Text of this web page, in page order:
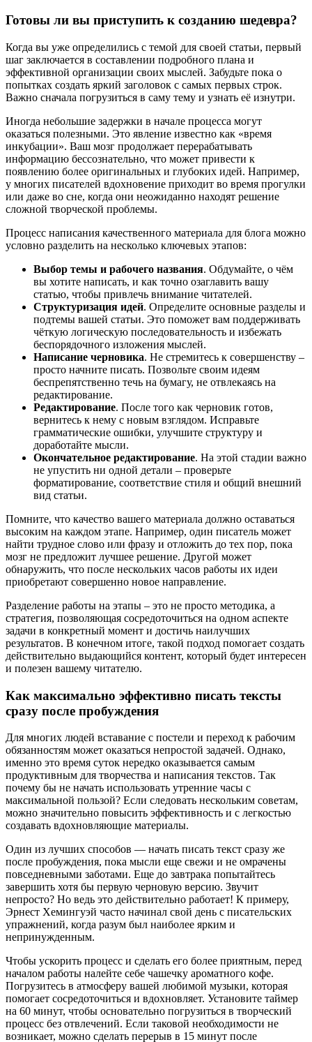
Готовы ли вы приступить к созданию шедевра?
Когда вы уже определились с темой для своей статьи, первый
шаг заключается в составлении подробного плана и
эффективной организации своих мыслей. Забудьте пока о
попытках создать яркий заголовок с самых первых строк.
Важно сначала погрузиться в саму тему и узнать её изнутри.
Иногда небольшие задержки в начале процесса могут
оказаться полезными. Это явление известно как «время
инкубации». Ваш мозг продолжает перерабатывать
информацию бессознательно, что может привести к
появлению более оригинальных и глубоких идей. Например,
у многих писателей вдохновение приходит во время прогулки
или даже во сне, когда они неожиданно находят решение
сложной творческой проблемы.
Процесс написания качественного материала для блога можно
условно разделить на несколько ключевых этапов:
Выбор темы и рабочего названия. Обдумайте, о чём
вы хотите написать, и как точно озаглавить вашу
статью, чтобы привлечь внимание читателей.
Структуризация идей. Определите основные разделы и
подтемы вашей статьи. Это поможет вам поддерживать
чёткую логическую последовательность и избежать
беспорядочного изложения мыслей.
Написание черновика. Не стремитесь к совершенству –
просто начните писать. Позвольте своим идеям
беспрепятственно течь на бумагу, не отвлекаясь на
редактирование.
Редактирование. После того как черновик готов,
вернитесь к нему с новым взглядом. Исправьте
грамматические ошибки, улучшите структуру и
доработайте мысли.
Окончательное редактирование. На этой стадии важно
не упустить ни одной детали – проверьте
форматирование, соответствие стиля и общий внешний
вид статьи.
Помните, что качество вашего материала должно оставаться
высоким на каждом этапе. Например, один писатель может
найти трудное слово или фразу и отложить до тех пор, пока
мозг не предложит лучшее решение. Другой может
обнаружить, что после нескольких часов работы их идеи
приобретают совершенно новое направление.
Разделение работы на этапы – это не просто методика, а
стратегия, позволяющая сосредоточиться на одном аспекте
задачи в конкретный момент и достичь наилучших
результатов. В конечном итоге, такой подход помогает создать
действительно выдающийся контент, который будет интересен
и полезен вашему читателю.
Как максимально эффективно писать тексты
сразу после пробуждения
Для многих людей вставание с постели и переход к рабочим
обязанностям может оказаться непростой задачей. Однако,
именно это время суток нередко оказывается самым
продуктивным для творчества и написания текстов. Так
почему бы не начать использовать утренние часы с
максимальной пользой? Если следовать нескольким советам,
можно значительно повысить эффективность и с легкостью
создавать вдохновляющие материалы.
Один из лучших способов — начать писать текст сразу же
после пробуждения, пока мысли еще свежи и не омрачены
повседневными заботами. Еще до завтрака попытайтесь
завершить хотя бы первую черновую версию. Звучит
непросто? Но ведь это действительно работает! К примеру,
Эрнест Хемингуэй часто начинал свой день с писательских
упражнений, когда разум был наиболее ярким и
непринужденным.
Чтобы ускорить процесс и сделать его более приятным, перед
началом работы налейте себе чашечку ароматного кофе.
Погрузитесь в атмосферу вашей любимой музыки, которая
помогает сосредоточиться и вдохновляет. Установите таймер
на 60 минут, чтобы основательно погрузиться в творческий
процесс без отвлечений. Если таковой необходимости не
возникает, можно сделать перерыв в 15 минут после